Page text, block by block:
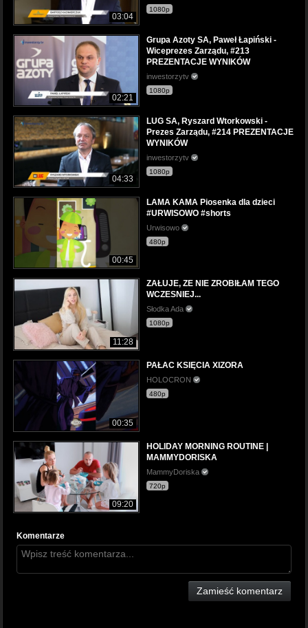
03:04
1080p
02:21
Grupa Azoty SA, Paweł Łapiński -
Wiceprezes Zarządu, #213
PREZENTACJE WYNIKÓW
inwestorzytv
1080p
04:33
LUG SA, Ryszard Wtorkowski -
Prezes Zarządu, #214 PREZENTACJE
WYNIKÓW
inwestorzytv
1080p
00:45
LAMA KAMA Piosenka dla dzieci
#URWISOWO #shorts
Urwisowo
480p
11:28
ZAŁUJE, ZE NIE ZROBIŁAM TEGO
WCZESNIEJ...
Słodka Ada
1080p
00:35
PAŁAC KSIĘCIA XIZORA
HOLOCRON
480p
09:20
HOLIDAY MORNING ROUTINE |
MAMMYDORISKA
MammyDoriska
720p
Komentarze
Zamieść komentarz